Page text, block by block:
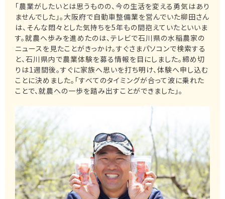
「農業がしたいとは思うものの、今の生活を変える勇気はあり
ませんでした」。大阪府で自動車整備業を営んでいた柳田さん
は、そんな悶々とした気持ちを5年もの間抱えていたといいま
す。就農へ歩みを進めたのは、テレビで石川県の水稲農家の
ニュースを見たことがきっかけ。すぐさまパソコンで検索する
と、石川県内で農業体験を募る情報を目にしました。締め切
りは1週間後。すぐに家族へ思いを打ち明け、体験へ申し込む
ことに決めました。「すべてのタイミングが合って波に乗れた
ことで、就農への一歩を踏み出すことができました」。